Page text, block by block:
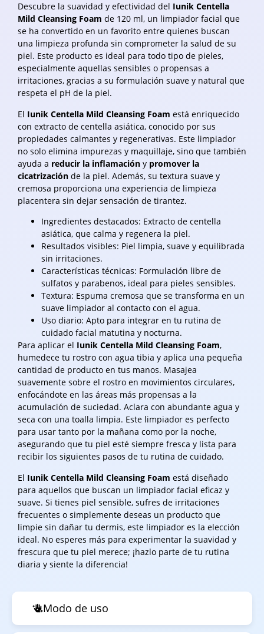
Modo de uso
Descubre la suavidad y efectividad del Iunik Centella
Mild Cleansing Foam de 120 ml, un limpiador facial que
se ha convertido en un favorito entre quienes buscan
una limpieza profunda sin comprometer la salud de su
piel. Este producto es ideal para todo tipo de pieles,
especialmente aquellas sensibles o propensas a
irritaciones, gracias a su formulación suave y natural que
respeta el pH de la piel.
El Iunik Centella Mild Cleansing Foam está enriquecido
con extracto de centella asiática, conocido por sus
propiedades calmantes y regenerativas. Este limpiador
no solo elimina impurezas y maquillaje, sino que también
ayuda a reducir la inflamación y promover la
cicatrización de la piel. Además, su textura suave y
cremosa proporciona una experiencia de limpieza
placentera sin dejar sensación de tirantez.
Ingredientes destacados: Extracto de centella
asiática, que calma y regenera la piel.
Resultados visibles: Piel limpia, suave y equilibrada
sin irritaciones.
Características técnicas: Formulación libre de
sulfatos y parabenos, ideal para pieles sensibles.
Textura: Espuma cremosa que se transforma en un
suave limpiador al contacto con el agua.
Uso diario: Apto para integrar en tu rutina de
cuidado facial matutina y nocturna.
Para aplicar el Iunik Centella Mild Cleansing Foam,
humedece tu rostro con agua tibia y aplica una pequeña
cantidad de producto en tus manos. Masajea
suavemente sobre el rostro en movimientos circulares,
enfocándote en las áreas más propensas a la
acumulación de suciedad. Aclara con abundante agua y
seca con una toalla limpia. Este limpiador es perfecto
para usar tanto por la mañana como por la noche,
asegurando que tu piel esté siempre fresca y lista para
recibir los siguientes pasos de tu rutina de cuidado.
El Iunik Centella Mild Cleansing Foam está diseñado
para aquellos que buscan un limpiador facial eficaz y
suave. Si tienes piel sensible, sufres de irritaciones
frecuentes o simplemente deseas un producto que
limpie sin dañar tu dermis, este limpiador es la elección
ideal. No esperes más para experimentar la suavidad y
frescura que tu piel merece; ¡hazlo parte de tu rutina
diaria y siente la diferencia!